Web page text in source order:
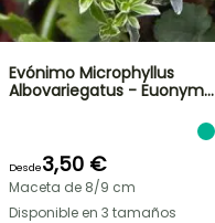
Evónimo Microphyllus
Albovariegatus - Euonym…
Desde3,50 €
Maceta de 8/9 cm
Disponible en 3 tamaños